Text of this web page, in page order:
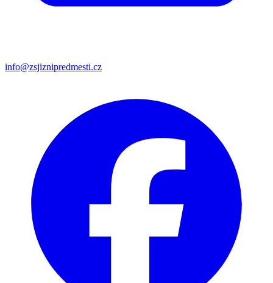
info@zsjiznipredmesti.cz